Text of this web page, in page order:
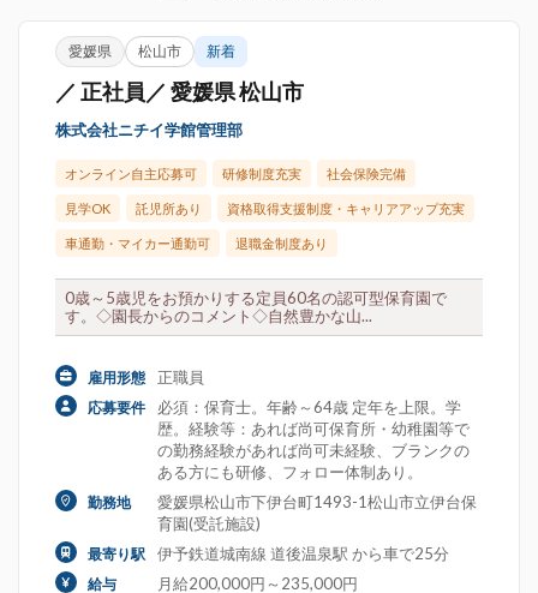
愛媛県 松山市 新着
／ 正社員／ 愛媛県 松山市
株式会社ニチイ学館管理部
オンライン自主応募可 研修制度充実 社会保険完備
見学OK 託児所あり 資格取得支援制度・キャリアアップ充実
車通勤・マイカー通勤可 退職金制度あり
0歳～5歳児をお預かりする定員60名の認可型保育園で
す。◇園長からのコメント◇自然豊かな山...
雇用形態 正職員
応募要件
必須：保育士。年齢～64歳 定年を上限。学
歴。経験等：あれば尚可保育所・幼稚園等で
の勤務経験があれば尚可未経験、ブランクの
ある方にも研修、フォロー体制あり。
勤務地
愛媛県松山市下伊台町1493-1松山市立伊台保
育園(受託施設)
最寄り駅 伊予鉄道城南線 道後温泉駅 から車で25分
給与 月給200,000円～235,000円